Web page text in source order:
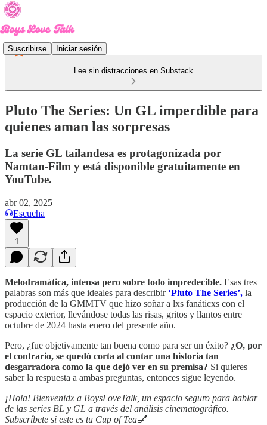
Suscribirse Iniciar sesión
Lee sin distracciones en Substack
Pluto The Series: Un GL imperdible para
quienes aman las sorpresas
La serie GL tailandesa es protagonizada por
Namtan-Film y está disponible gratuitamente en
YouTube.
abr 02, 2025
Escucha
1
Melodramática, intensa pero sobre todo impredecible. Esas tres
palabras son más que ideales para describir ‘Pluto The Series’, la
producción de la GMMTV que hizo soñar a lxs fanáticxs con el
espacio exterior, llevándose todas las risas, gritos y llantos entre
octubre de 2024 hasta enero del presente año.
Pero, ¿fue objetivamente tan buena como para ser un éxito? ¿O, por
el contrario, se quedó corta al contar una historia tan
desgarradora como la que dejó ver en su premisa? Si quieres
saber la respuesta a ambas preguntas, entonces sigue leyendo.
¡Hola! Bienvenidx a BoysLoveTalk, un espacio seguro para hablar
de las series BL y GL a través del análisis cinematográfico.
Subscríbete si este es tu Cup of Tea💅